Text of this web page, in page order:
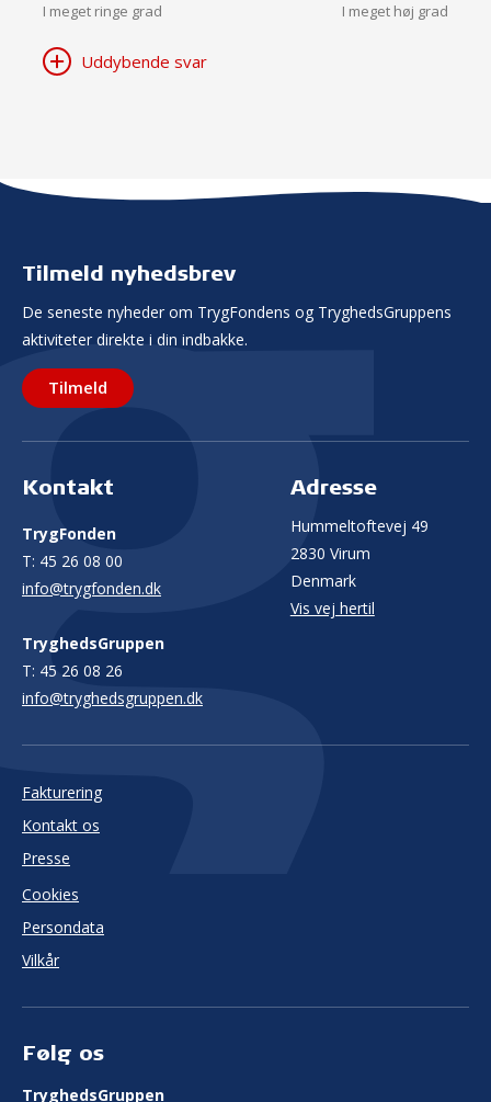
I meget ringe grad I meget høj grad
Uddybende svar
Tilmeld nyhedsbrev
De seneste nyheder om TrygFondens og TryghedsGruppens
aktiviteter direkte i din indbakke.
Tilmeld
Kontakt
TrygFonden
T: 45 26 08 00
info@trygfonden.dk
TryghedsGruppen
T: 45 26 08 26
info@tryghedsgruppen.dk
Adresse
Hummeltoftevej 49
2830 Virum
Denmark
Vis vej hertil
Fakturering
Kontakt os
Presse
Cookies
Persondata
Vilkår
Følg os
TryghedsGruppen